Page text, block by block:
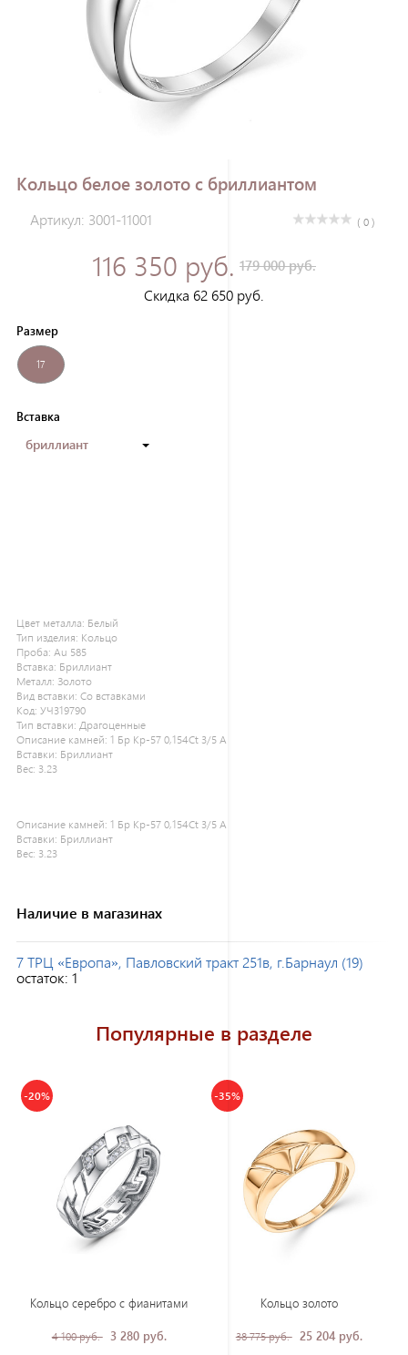
Кольцо белое золото с бриллиантом
Артикул: 3001-11001 ( 0 )
116 350 руб. 179 000 руб.
Скидка 62 650 руб.
Размер
17
Вставка
бриллиант
Цвет металла: Белый
Тип изделия: Кольцо
Проба: Au 585
Вставка: Бриллиант
Металл: Золото
Вид вставки: Со вставками
Код: УЧ319790
Тип вставки: Драгоценные
Описание камней: 1 Бр Кр-57 0,154Ct 3/5 А
Вставки: Бриллиант
Вес: 3.23
Описание камней: 1 Бр Кр-57 0,154Ct 3/5 А
Вставки: Бриллиант
Вес: 3.23
Наличие в магазинах
7 ТРЦ «Европа», Павловский тракт 251в, г.Барнаул (19)
остаток: 1
Популярные в разделе
-20%
Кольцо серебро с фианитами
4 100 руб. 3 280 руб.
-35%
Кольцо золото
38 775 руб. 25 204 руб.
Зарегистрироваться